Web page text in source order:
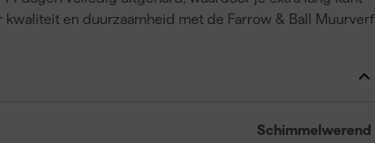
en duurzaamheid met de Farrow & Ball Muurverf
Schimmelwerend